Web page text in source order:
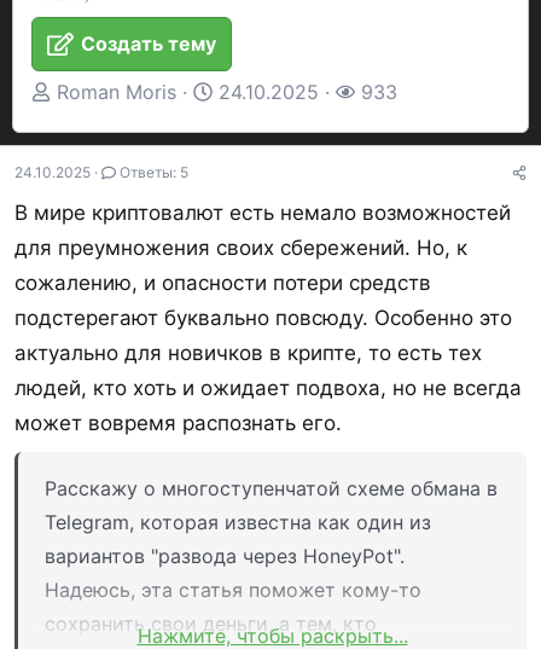
Создать тему
А
т
о
р
т
е
ы
Roman Moris
Д
т
н
а
ч
л
а
24.10.2025
П
о
м
о
т
р
ы
933
24.10.2025 Ответы: 5
В мире криптовалют есть немало возможностей
для преумножения своих сбережений. Но, к
сожалению, и опасности потери средств
подстерегают буквально повсюду. Особенно это
актуально для новичков в крипте, то есть тех
людей, кто хоть и ожидает подвоха, но не всегда
может вовремя распознать его.
Расскажу о многоступенчатой схеме обмана в
Telegram, которая известна как один из
вариантов "развода через HoneyPot".
Надеюсь, эта статья поможет кому-то
сохранить свои деньги, а тем, кто
Нажмите, чтобы раскрыть...